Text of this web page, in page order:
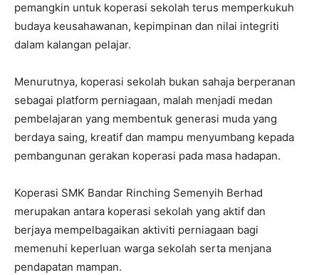
pemangkin untuk koperasi sekolah terus memperkukuh
budaya keusahawanan, kepimpinan dan nilai integriti
dalam kalangan pelajar.
Menurutnya, koperasi sekolah bukan sahaja berperanan
sebagai platform perniagaan, malah menjadi medan
pembelajaran yang membentuk generasi muda yang
berdaya saing, kreatif dan mampu menyumbang kepada
pembangunan gerakan koperasi pada masa hadapan.
Koperasi SMK Bandar Rinching Semenyih Berhad
merupakan antara koperasi sekolah yang aktif dan
berjaya mempelbagaikan aktiviti perniagaan bagi
memenuhi keperluan warga sekolah serta menjana
pendapatan mampan.